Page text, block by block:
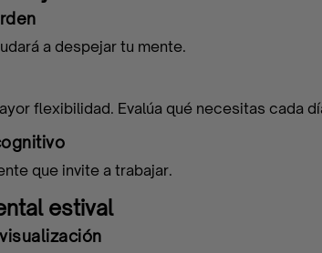
a despejar tu mente.
flexibilidad. Evalúa qué necesitas cada
que invite a trabajar.
estival